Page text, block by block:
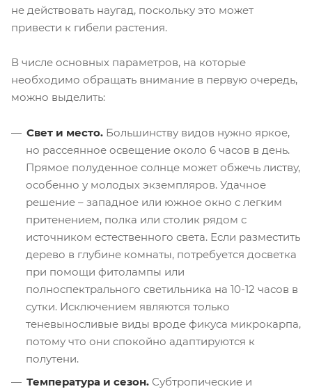
не действовать наугад, поскольку это может
привести к гибели растения.
В числе основных параметров, на которые
необходимо обращать внимание в первую очередь,
можно выделить:
Свет и место. Большинству видов нужно яркое,
но рассеянное освещение около 6 часов в день.
Прямое полуденное солнце может обжечь листву,
особенно у молодых экземпляров. Удачное
решение – западное или южное окно с легким
притенением, полка или столик рядом с
источником естественного света. Если разместить
дерево в глубине комнаты, потребуется досветка
при помощи фитолампы или
полноспектрального светильника на 10-12 часов в
сутки. Исключением являются только
теневыносливые виды вроде фикуса микрокарпа,
потому что они спокойно адаптируются к
полутени.
Температура и сезон. Субтропические и